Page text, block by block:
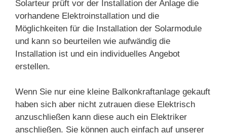
Solarteur prüft vor der Installation der Anlage die
vorhandene Elektroinstallation und die
Möglichkeiten für die Installation der Solarmodule
und kann so beurteilen wie aufwändig die
Installation ist und ein individuelles Angebot
erstellen.
Wenn Sie nur eine kleine Balkonkraftanlage gekauft
haben sich aber nicht zutrauen diese Elektrisch
anzuschließen kann diese auch ein Elektriker
anschließen. Sie können auch einfach auf unserer